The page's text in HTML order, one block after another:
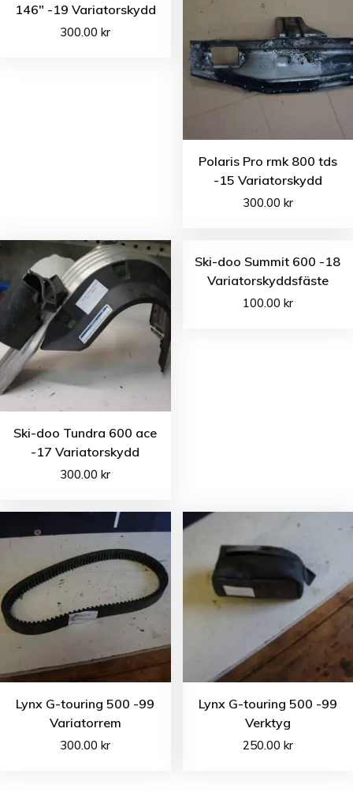
146″ -19 Variatorskydd
300.00kr
Polaris Pro rmk 800 tds
-15 Variatorskydd
300.00 kr
Ski-doo Tundra 600 ace
-17 Variatorskydd
300.00kr
Ski-doo Summit 600 -18
Variatorskyddsfäste
100.00 kr
Lynx G-touring 500 -99
Variatorrem
300.00kr
Lynx G-touring 500 -99
Verktyg
250.00 kr